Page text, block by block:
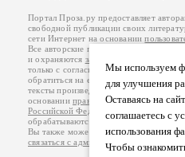
Мы используем
для улучшения
Оставаясь на
соглашаетесь с
использования
Чтобы
Портал Проза.ру предоставляет
свободной публикации своих
сети Интернет на основании
Все авторские права на произведения
и охраняются законом
. Перепечатка
только с согласия его автора, к
обратиться на его авторской странице.
тексты произведений авторы несут
основанииправил публикациии
Российской Федерации
обрабатываются на основании
Вы также можете посмотреть более
связаться с администрацией